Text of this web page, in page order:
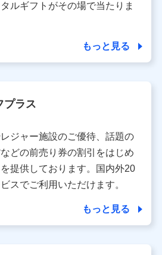
供について
に必要な範囲内において個人情報
は一部を委託する場合がありま
用
コモとの間で、以下のとおり個
ます。
ルギフトがその場で当たりま
もっと見る
プラス
ジャー施設のご優待、話題の
どの前売り券の割引をはじめ
提供しております。国内外20
スでご利用いただけます。
もっと見る